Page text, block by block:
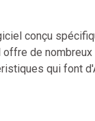
conçu
de
qui font